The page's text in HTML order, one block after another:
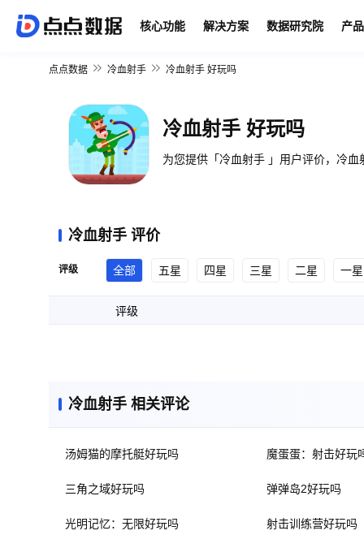
核心功能 解决方案 数据研究院 产
点点数据 冷血射手 冷血射手 好玩吗
冷血射手 好玩吗
为您提供「冷血射手 」用户评价，冷
冷血射手 评价
评级 全部 五星 四星 三星 二星 一星
评级
冷血射手 相关评论
汤姆猫的摩托艇好玩吗 魔蛋蛋：射击好玩
三角之域好玩吗 弹弹岛2好玩吗
光明记忆：无限好玩吗 射击训练营好玩吗